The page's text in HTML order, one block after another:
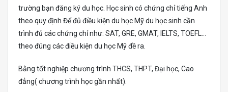
trường bạn đăng ký du học. Học sinh có chứng chỉ tiếng Anh
theo quy định Để đủ điều kiện du học Mỹ du học sinh cần
trình đủ các chứng chỉ như: SAT, GRE, GMAT, IELTS, TOEFL…
theo đúng các điều kiện du học Mỹ đề ra.
Bằng tốt nghiệp chương trình THCS, THPT, Đại học, Cao
đẳng( chương trình học gần nhất).